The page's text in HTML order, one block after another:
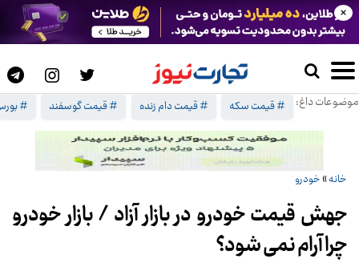
موضوعات داغ: # قیمت سکه # قیمت دام زنده # قیمت گوسفند #
×
خانه» خودرو
جهش قیمت خودرو در بازار آزاد / بازار خودرو
چرا آرام نمی شود؟